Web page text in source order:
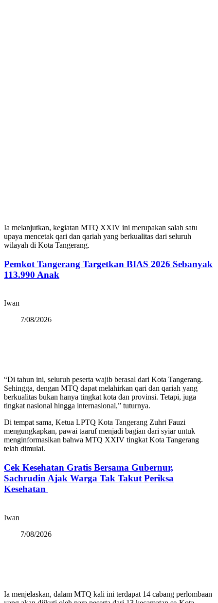
Ia melanjutkan, kegiatan MTQ XXIV ini merupakan salah satu
upaya mencetak qari dan qariah yang berkualitas dari seluruh
wilayah di Kota Tangerang.
Pemkot Tangerang Targetkan BIAS 2026 Sebanyak
113.990 Anak
Iwan
7/08/2026
“Di tahun ini, seluruh peserta wajib berasal dari Kota Tangerang.
Sehingga, dengan MTQ dapat melahirkan qari dan qariah yang
berkualitas bukan hanya tingkat kota dan provinsi. Tetapi, juga
tingkat nasional hingga internasional,” tuturnya.
Di tempat sama, Ketua LPTQ Kota Tangerang Zuhri Fauzi
mengungkapkan, pawai taaruf menjadi bagian dari syiar untuk
menginformasikan bahwa MTQ XXIV tingkat Kota Tangerang
telah dimulai.
Cek Kesehatan Gratis Bersama Gubernur,
Sachrudin Ajak Warga Tak Takut Periksa
Kesehatan
Iwan
7/08/2026
Ia menjelaskan, dalam MTQ kali ini terdapat 14 cabang perlombaan